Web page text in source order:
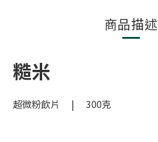
商品描述
糙米
超微粉飲片 | 300克